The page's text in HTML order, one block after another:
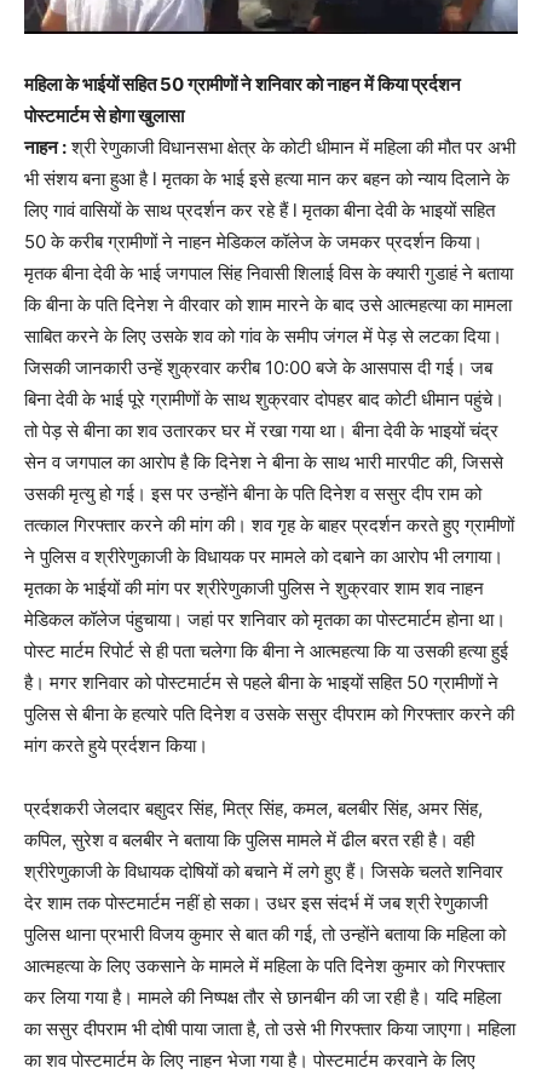
महिला के भाईयों सहित 50 ग्रामीणों ने शनिवार को नाहन में किया प्रर्दशन
पोस्टमार्टम से होगा खुलासा
नाहन :श्री रेणुकाजी विधानसभा क्षेत्र के कोटी धीमान में महिला की मौत पर अभी
भी संशय बना हुआ है l मृतका के भाई इसे हत्या मान कर बहन को न्याय दिलाने के
लिए गावं वासियों के साथ प्रदर्शन कर रहे हैं l मृतका बीना देवी के भाइयों सहित
50 के करीब ग्रामीणों ने नाहन मेडिकल कॉलेज के जमकर प्रदर्शन किया।
मृतक बीना देवी के भाई जगपाल सिंह निवासी शिलाई विस के क्यारी गुडाहं ने बताया
कि बीना के पति दिनेश ने वीरवार को शाम मारने के बाद उसे आत्महत्या का मामला
साबित करने के लिए उसके शव को गांव के समीप जंगल में पेड़ से लटका दिया।
जिसकी जानकारी उन्हें शुक्रवार करीब 10:00 बजे के आसपास दी गई। जब
बिना देवी के भाई पूरे ग्रामीणों के साथ शुक्रवार दोपहर बाद कोटी धीमान पहुंचे।
तो पेड़ से बीना का शव उतारकर घर में रखा गया था। बीना देवी के भाइयों चंद्र
सेन व जगपाल का आरोप है कि दिनेश ने बीना के साथ भारी मारपीट की, जिससे
उसकी मृत्यु हो गई। इस पर उन्होंने बीना के पति दिनेश व ससुर दीप राम को
तत्काल गिरफ्तार करने की मांग की। शव गृह के बाहर प्रदर्शन करते हुए ग्रामीणों
ने पुलिस व श्रीरेणुकाजी के विधायक पर मामले को दबाने का आरोप भी लगाया।
मृतका के भाईयों की मांग पर श्रीरेणुकाजी पुलिस ने शुक्रवार शाम शव नाहन
मेडिकल कॉलेज पंहुचाया। जहां पर शनिवार को मृतका का पोस्टमार्टम होना था।
पोस्ट मार्टम रिपोर्ट से ही पता चलेगा कि बीना ने आत्महत्या कि या उसकी हत्या हुई
है। मगर शनिवार को पोस्टमार्टम से पहले बीना के भाइयों सहित 50 ग्रामीणों ने
पुलिस से बीना के हत्यारे पति दिनेश व उसके ससुर दीपराम को गिरफ्तार करने की
मांग करते हुये प्रर्दशन किया।
प्रर्दशकरी जेलदार बहाुदर सिंह, मित्र सिंह, कमल, बलबीर सिंह, अमर सिंह,
कपिल, सुरेश व बलबीर ने बताया कि पुलिस मामले में ढील बरत रही है। वही
श्रीरेणुकाजी के विधायक दोषियों को बचाने में लगे हुए हैं। जिसके चलते शनिवार
देर शाम तक पोस्टमार्टम नहीं हो सका। उधर इस संदर्भ में जब श्री रेणुकाजी
पुलिस थाना प्रभारी विजय कुमार से बात की गई, तो उन्होंने बताया कि महिला को
आत्महत्या के लिए उकसाने के मामले में महिला के पति दिनेश कुमार को गिरफ्तार
कर लिया गया है। मामले की निष्पक्ष तौर से छानबीन की जा रही है। यदि महिला
का ससुर दीपराम भी दोषी पाया जाता है, तो उसे भी गिरफ्तार किया जाएगा। महिला
का शव पोस्टमार्टम के लिए नाहन भेजा गया है। पोस्टमार्टम करवाने के लिए